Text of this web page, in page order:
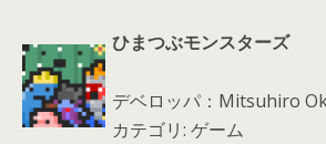
ひまつぶモンスターズ
デベロッパ：Mitsuhiro
カテゴリ: ゲーム